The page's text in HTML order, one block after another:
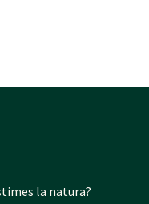
la natura?